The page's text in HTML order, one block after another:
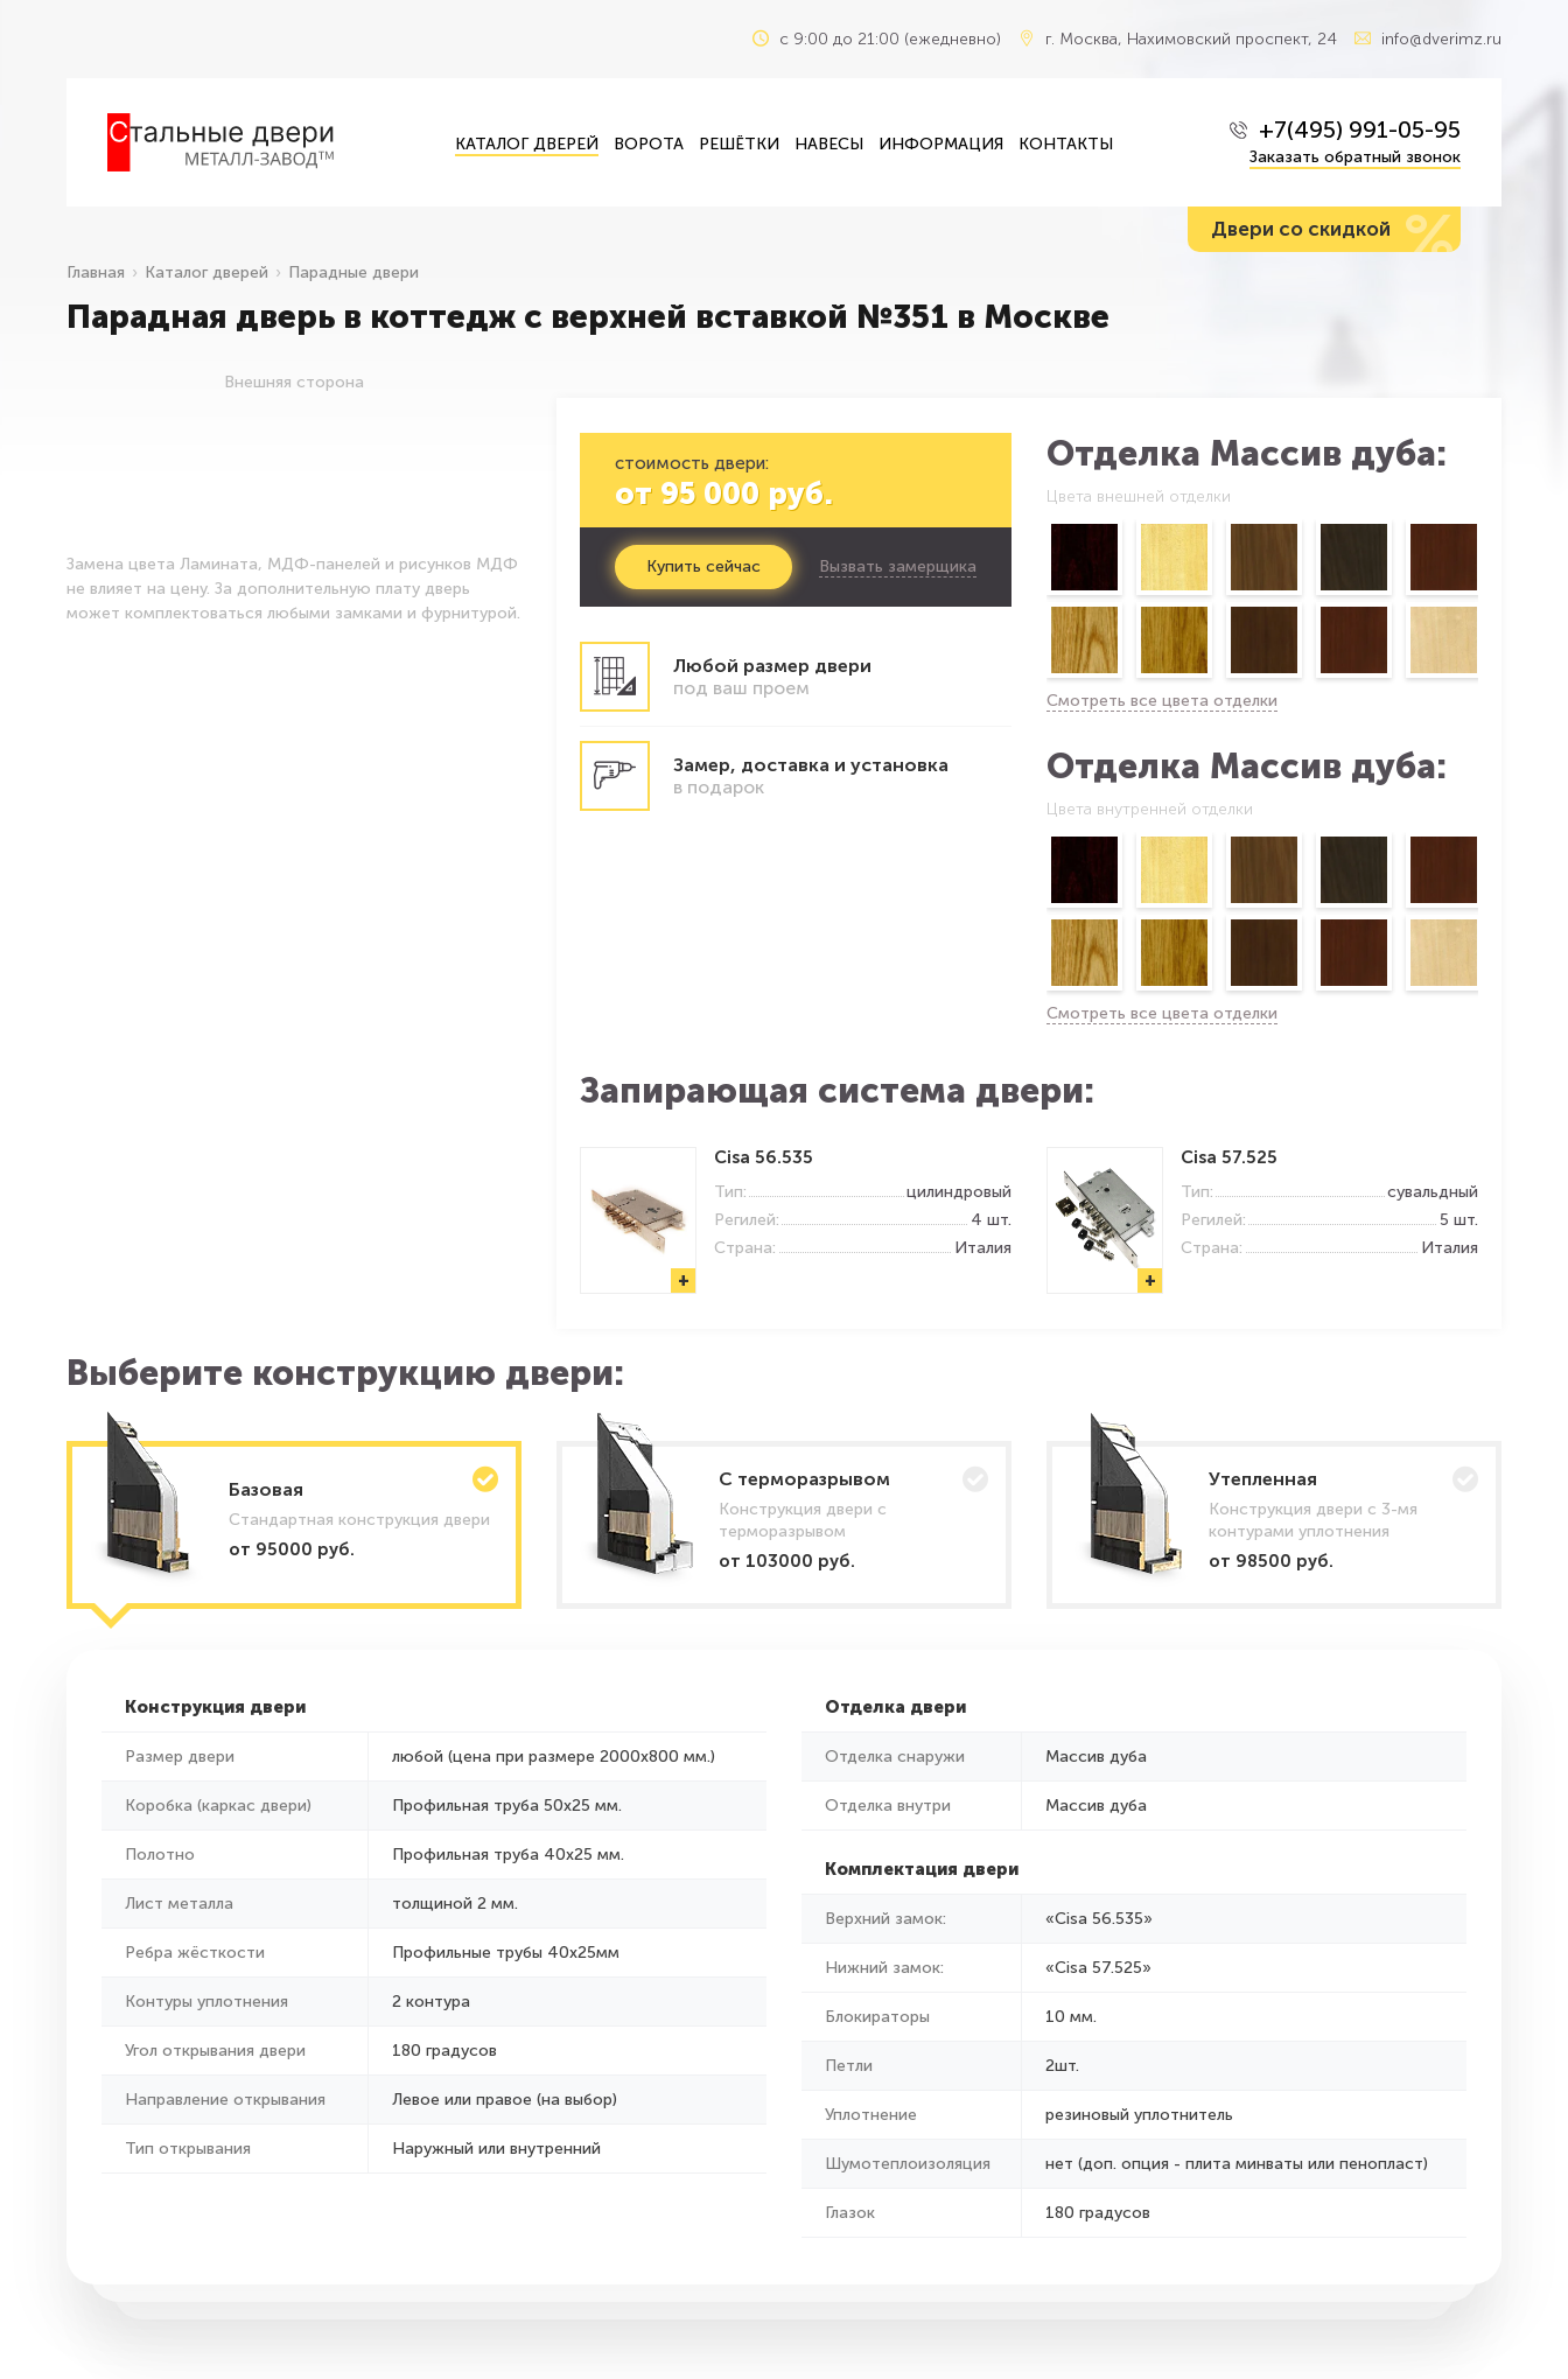
c 9:00 до 21:00 (ежедневно) г. Москва, Нахимовский проспект, 24 info@dverimz.ru
КАТАЛОГ ДВЕРЕЙ ВОРОТА РЕШЁТКИ НАВЕСЫ ИНФОРМАЦИЯ КОНТАКТЫ +7(495) 991-05-95
Заказать обратный звонок
Двери со скидкой %
Парадная дверь в коттедж с верхней вставкой №351 в Москве
Главная Каталог дверей Парадные двери
Внешняя сторона
Замена цвета Ламината, МДФ-панелей и рисунков МДФ
не влияет на цену. За дополнительную плату дверь
может комплектоваться любыми замками и фурнитурой.
стоимость двери:
от 95 000 руб.
Купить сейчас Вызвать замерщика
Любой размер двери
под ваш проем
Замер, доставка и установка
в подарок
Отделка Массив дуба:
Цвета внешней отделки
Смотреть все цвета отделки
Отделка Массив дуба:
Цвета внутренней отделки
Смотреть все цвета отделки
Запирающая система двери:
+
Cisa 56.535
Тип:
цилиндровый
Регилей:
4 шт.
Страна:
Италия
+
Cisa 57.525
Тип:
сувальдный
Регилей:
5 шт.
Страна:
Италия
Выберите конструкцию двери:
Базовая
Стандартная конструкция двери
от 95000 руб.
C терморазрывом
Конструкция двери с
терморазрывом
от 103000 руб.
Утепленная
Конструкция двери с 3-мя
контурами уплотнения
от 98500 руб.
Конструкция двери
Размер двери любой (цена при размере 2000x800 мм.)
Коробка (каркас двери) Профильная труба 50х25 мм.
Полотно Профильная труба 40х25 мм.
Лист металла толщиной 2 мм.
Ребра жёсткости Профильные трубы 40х25мм
Контуры уплотнения 2 контура
Угол открывания двери 180 градусов
Направление открывания Левое или правое (на выбор)
Тип открывания Наружный или внутренний
Отделка двери
Отделка снаружи Массив дуба
Отделка внутри Массив дуба
Комплектация двери
Верхний замок: «Cisa 56.535»
Нижний замок: «Cisa 57.525»
Блокираторы 10 мм.
Петли 2шт.
Уплотнение резиновый уплотнитель
Шумотеплоизоляция нет (доп. опция - плита минваты или пенопласт)
Глазок 180 градусов